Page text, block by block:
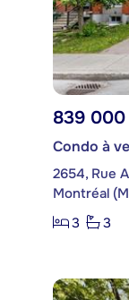
839
Condo à
2654, Rue
Montréal
3
3